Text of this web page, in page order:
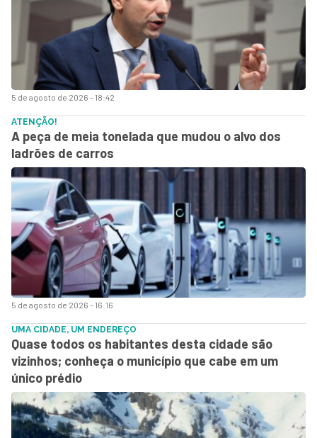
5 de agosto de 2026 - 18:42
5 de agosto de 2026 - 16:16
ATENÇÃO!
A peça de meia tonelada que mudou o alvo dos
ladrões de carros
UMA CIDADE, UM ENDEREÇO
Quase todos os habitantes desta cidade são
vizinhos; conheça o município que cabe em um
único prédio